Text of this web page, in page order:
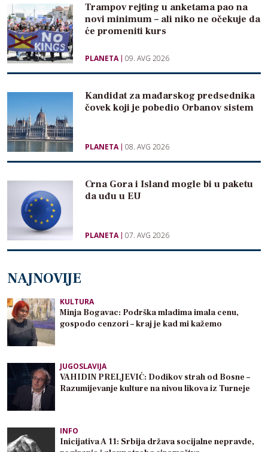
Trampov rejting u anketama pao na
novi minimum – ali niko ne očekuje da
će promeniti kurs
PLANETA 09. AVG 2026
Kandidat za mađarskog predsednika
čovek koji je pobedio Orbanov sistem
PLANETA 08. AVG 2026
Crna Gora i Island mogle bi u paketu
da uđu u EU
PLANETA 07. AVG 2026
NAJNOVIJE
KULTURA
Minja Bogavac: Podrška mladima imala cenu,
gospodo cenzori – kraj je kad mi kažemo
JUGOSLAVIJA
VAHIDIN PRELJEVIĆ: Dodikov strah od Bosne –
Razumijevanje kulture na nivou likova iz Turneje
INFO
Inicijativa A 11: Srbija država socijalne nepravde,